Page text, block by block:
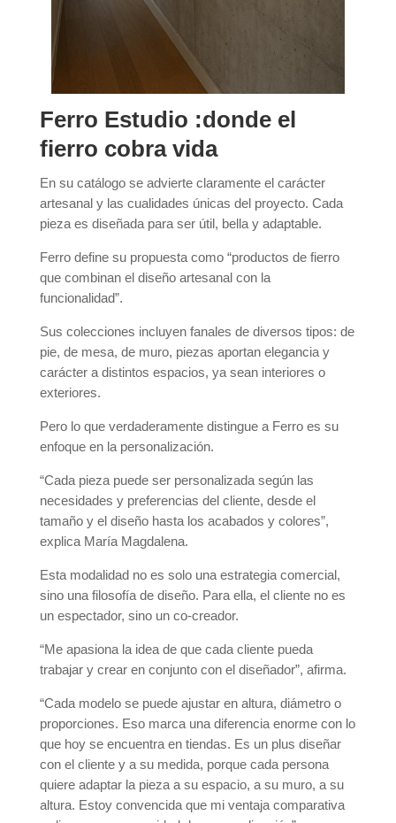
Ferro Estudio :donde el
fierro cobra vida
En su catálogo se advierte claramente el carácter
artesanal y las cualidades únicas del proyecto. Cada
pieza es diseñada para ser útil, bella y adaptable.
Ferro define su propuesta como “productos de fierro
que combinan el diseño artesanal con la
funcionalidad”.
Sus colecciones incluyen fanales de diversos tipos: de
pie, de mesa, de muro, piezas aportan elegancia y
carácter a distintos espacios, ya sean interiores o
exteriores.
Pero lo que verdaderamente distingue a Ferro es su
enfoque en la personalización.
“Cada pieza puede ser personalizada según las
necesidades y preferencias del cliente, desde el
tamaño y el diseño hasta los acabados y colores”,
explica María Magdalena.
Esta modalidad no es solo una estrategia comercial,
sino una filosofía de diseño. Para ella, el cliente no es
un espectador, sino un co-creador.
“Me apasiona la idea de que cada cliente pueda
trabajar y crear en conjunto con el diseñador”, afirma.
“Cada modelo se puede ajustar en altura, diámetro o
proporciones. Eso marca una diferencia enorme con lo
que hoy se encuentra en tiendas. Es un plus diseñar
con el cliente y a su medida, porque cada persona
quiere adaptar la pieza a su espacio, a su muro, a su
altura. Estoy convencida que mi ventaja comparativa